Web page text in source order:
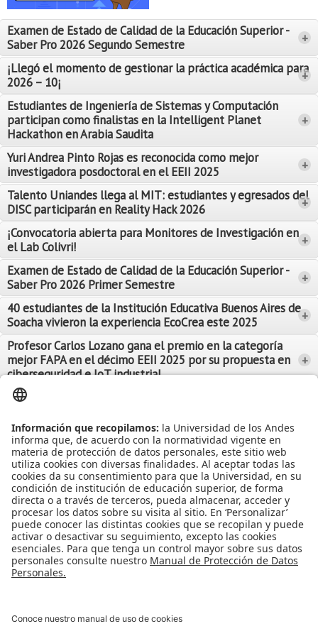
Examen de Estado de Calidad de la Educación Superior -
Saber Pro 2026 Segundo Semestre
+
Leer Más
¡Llegó el momento de gestionar la práctica académica para
2026 – 10¡
+
Leer Más
Estudiantes de Ingeniería de Sistemas y Computación
participan como finalistas en la Intelligent Planet
Hackathon en Arabia Saudita
+
Leer Más
Yuri Andrea Pinto Rojas es reconocida como mejor
investigadora posdoctoral en el EEII 2025
+
Leer Más
Talento Uniandes llega al MIT: estudiantes y egresados del
DISC participarán en Reality Hack 2026
+
Leer Más
¡Convocatoria abierta para Monitores de Investigación en
el Lab Colivri!
+
Leer Más
Examen de Estado de Calidad de la Educación Superior -
Saber Pro 2026 Primer Semestre
+
Leer Más
40 estudiantes de la Institución Educativa Buenos Aires de
Soacha vivieron la experiencia EcoCrea este 2025
+
Leer Más
Profesor Carlos Lozano gana el premio en la categoría
mejor FAPA en el décimo EEII 2025 por su propuesta en
ciberseguridad e IoT industrial
+
Leer Más
Ver más Noticias...
Ver más Eventos...
Apoyo Financiero
Reconocimiento como Universidad: Decreto 1297 del 30 de mayo de
Proyecto de grado
Reingreso
Reintegro
Retiro voluntario
Transferencia
Tarifas
Grado